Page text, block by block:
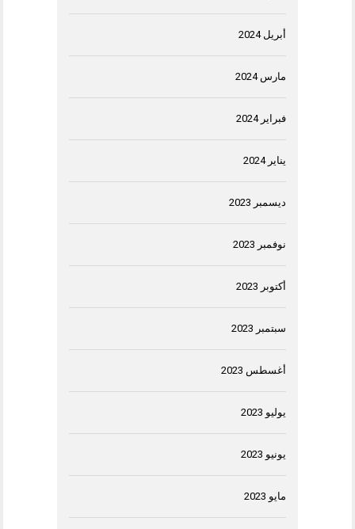
أبريل 2024
مارس 2024
فبراير 2024
يناير 2024
ديسمبر 2023
نوفمبر 2023
أكتوبر 2023
سبتمبر 2023
أغسطس 2023
يوليو 2023
يونيو 2023
مايو 2023